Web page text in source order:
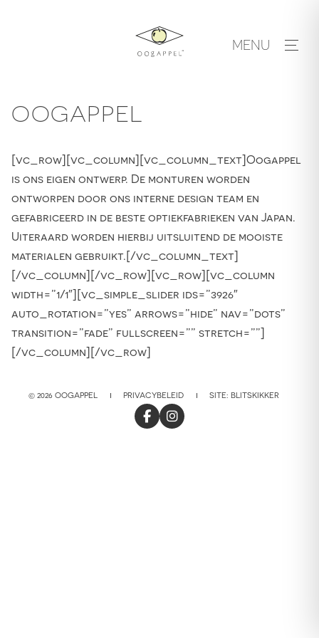
MENU
OOGAPPEL
[vc_row][vc_column][vc_column_text]Oogappel
is ons eigen ontwerp. De monturen worden
ontworpen door ons interne design team en
gefabriceerd in de beste optiekfabrieken van Japan.
Uiteraard worden hierbij uitsluitend de mooiste
materialen gebruikt.[/vc_column_text]
[/vc_column][/vc_row][vc_row][vc_column
width=”1/1″][vc_simple_slider ids=”3926″
auto_rotation=”yes” arrows=”hide” nav=”dots”
transition=”fade” fullscreen=”” stretch=””]
[/vc_column][/vc_row]
© 2026 OOGAPPEL PRIVACYBELEID SITE: BLITSKIKKER